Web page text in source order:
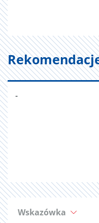
-
Wskazówka